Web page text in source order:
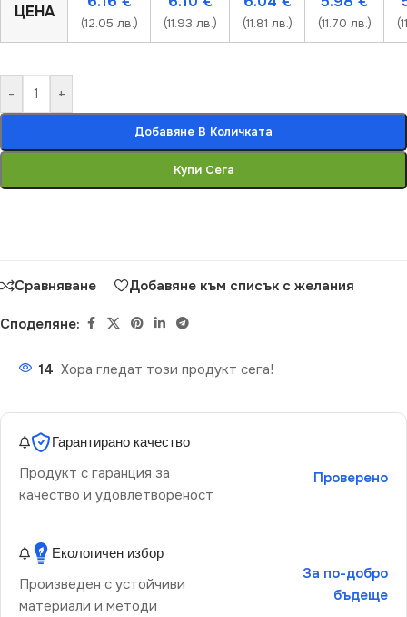
ЦЕНА
(12.05 лв.) (11.93 лв.) (11.81 лв.) (11.70 лв.)
- +
Добавяне В Количката
Купи Сега
Сравняване Добавяне към списък с желания
Споделяне:
14 Хора гледат този продукт сега!
Гарантирано качество
Продукт с гаранция за
качество и удовлетвореност
Проверено
Екологичен избор
Произведен с устойчиви
материали и методи
За по-добро
бъдеще